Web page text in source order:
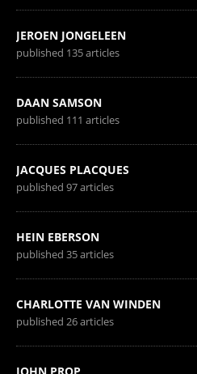
JEROEN JONGELEEN
published 135 articles
DAAN SAMSON
published 111 articles
JACQUES PLACQUES
published 97 articles
HEIN EBERSON
published 35 articles
CHARLOTTE VAN WINDEN
published 26 articles